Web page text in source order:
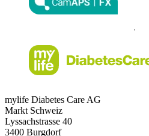
mylife Diabetes Care AG
Markt Schweiz
Lyssachstrasse 40
3400 Burgdorf